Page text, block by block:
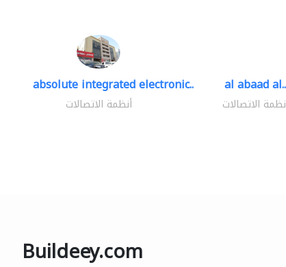
absolute integrated electronic..
أنظمة الاتصالات
al abaad al..
الاتصالات
Buildeey.com